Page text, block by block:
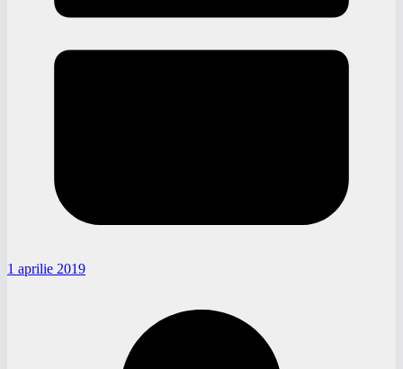
1 aprilie 2019